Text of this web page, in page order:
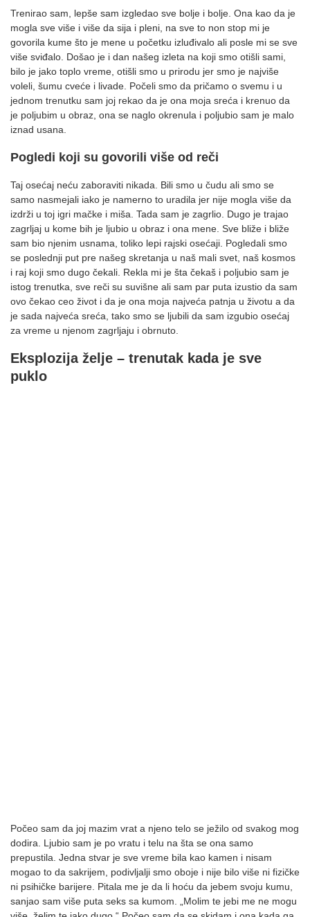
Trenirao sam, lepše sam izgledao sve bolje i bolje. Ona kao da je
mogla sve više i više da sija i pleni, na sve to non stop mi je
govorila kume što je mene u početku izluđivalo ali posle mi se sve
više sviđalo. Došao je i dan našeg izleta na koji smo otišli sami,
bilo je jako toplo vreme, otišli smo u prirodu jer smo je najviše
voleli, šumu cveće i livade. Počeli smo da pričamo o svemu i u
jednom trenutku sam joj rekao da je ona moja sreća i krenuo da
je poljubim u obraz, ona se naglo okrenula i poljubio sam je malo
iznad usana.
Pogledi koji su govorili više od reči
Taj osećaj neću zaboraviti nikada. Bili smo u čudu ali smo se
samo nasmejali iako je namerno to uradila jer nije mogla više da
izdrži u toj igri mačke i miša. Tada sam je zagrlio. Dugo je trajao
zagrljaj u kome bih je ljubio u obraz i ona mene. Sve bliže i bliže
sam bio njenim usnama, toliko lepi rajski osećaji. Pogledali smo
se poslednji put pre našeg skretanja u naš mali svet, naš kosmos
i raj koji smo dugo čekali. Rekla mi je šta čekaš i poljubio sam je
istog trenutka, sve reči su suvišne ali sam par puta izustio da sam
ovo čekao ceo život i da je ona moja najveća patnja u životu a da
je sada najveća sreća, tako smo se ljubili da sam izgubio osećaj
za vreme u njenom zagrljaju i obrnuto.
Eksplozija želje – trenutak kada je sve
puklo
Počeo sam da joj mazim vrat a njeno telo se ježilo od svakog mog
dodira. Ljubio sam je po vratu i telu na šta se ona samo
prepustila. Jedna stvar je sve vreme bila kao kamen i nisam
mogao to da sakrijem, podivljalji smo oboje i nije bilo više ni fizičke
ni psihičke barijere. Pitala me je da li hoću da jebem svoju kumu,
sanjao sam više puta seks sa kumom. „Molim te jebi me ne mogu